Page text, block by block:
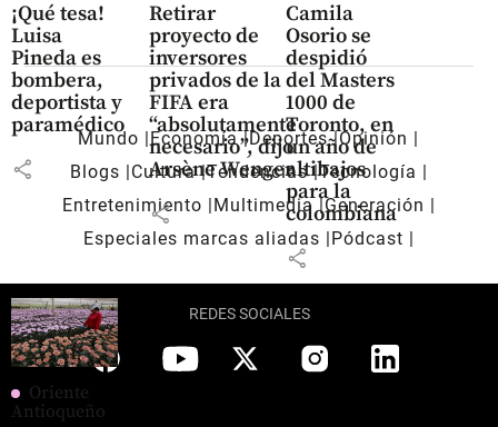
¡Qué tesa!
Luisa
Pineda es
bombera,
deportista y
paramédico
share
Retirar
proyecto de
inversores
privados de la
FIFA era
“absolutamente
necesario”, dijo
Arsène Wenger
share
Camila
Osorio se
despidió
del Masters
1000 de
Toronto, en
un año de
altibajos
para la
colombiana
share
Oriente
Antioqueño
Mundo Economía Deportes Opinión
Blogs
Cultura Tendencias Tecnología
Entretenimiento
Multimedia Generación
Especiales marcas aliadas
Pódcast
REDES SOCIALES